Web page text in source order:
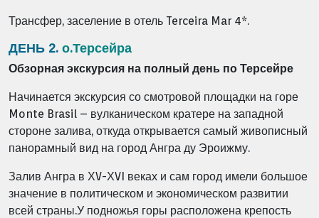
Трансфер, заселение в отель Terceira Mar 4*.
ДЕНЬ 2. о.Терсейра
Обзорная экскурсия на полный день по Терсейре
Начинается экскурсия со смотровой площадки на горе
Monte Brasil – вулканическом кратере на западной
стороне залива, откуда открывается самый живописный
панорамный вид на город Ангра ду Эроижму.
Залив Ангра в ХV-ХVI веках и сам город имели большое
значение в политическом и экономическом развитии
всей страны.У подножья горы расположена крепость